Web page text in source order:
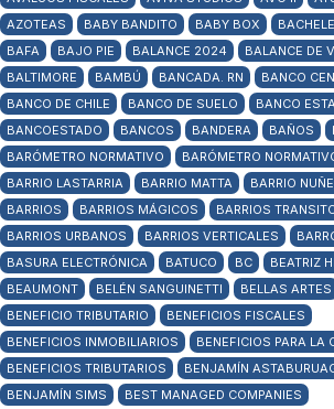
AZOTEAS
BABY BANDITO BABY BOX
BAFA
BAJO PIE BALANCE 2024 BALANCE DE
BALTIMORE
BAMBÚ BANCADA. RN
BANCO
BANCO DE CHILE
BANCO DE SUELO BANCO
BANCOESTADO
BANCOS BANDERA BAÑOS
BARÓMETRO NORMATIVO
BARÓMETRO
BARRIO LASTARRIA
BARRIO MATTA BARRIO
BARRIOS
BARRIOS MÁGICOS
BARRIOS
BARRIOS URBANOS
BARRIOS VERTICALES
BASURA ELECTRÓNICA
BATUCO BC BEATRIZ
BEAUMONT
BELÉN SANGUINETTI BELLAS ARTES
BENEFICIO TRIBUTARIO
BENEFICIOS FISCALES
BENEFICIOS INMOBILIARIOS
BENEFICIOS PARA LA
BENEFICIOS TRIBUTARIOS
BENJAMÍN
BENJAMÍN SIMS
BEST MANAGED COMPANIES